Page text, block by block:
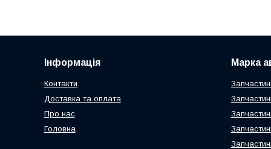
Інформація
Контакти
Доставка та оплата
Про нас
Головна
Марка